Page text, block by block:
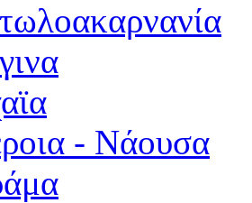
- Νάουσα